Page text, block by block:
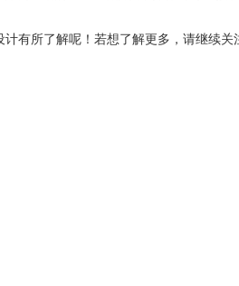
有所了解呢！若想了解更多，请继续关